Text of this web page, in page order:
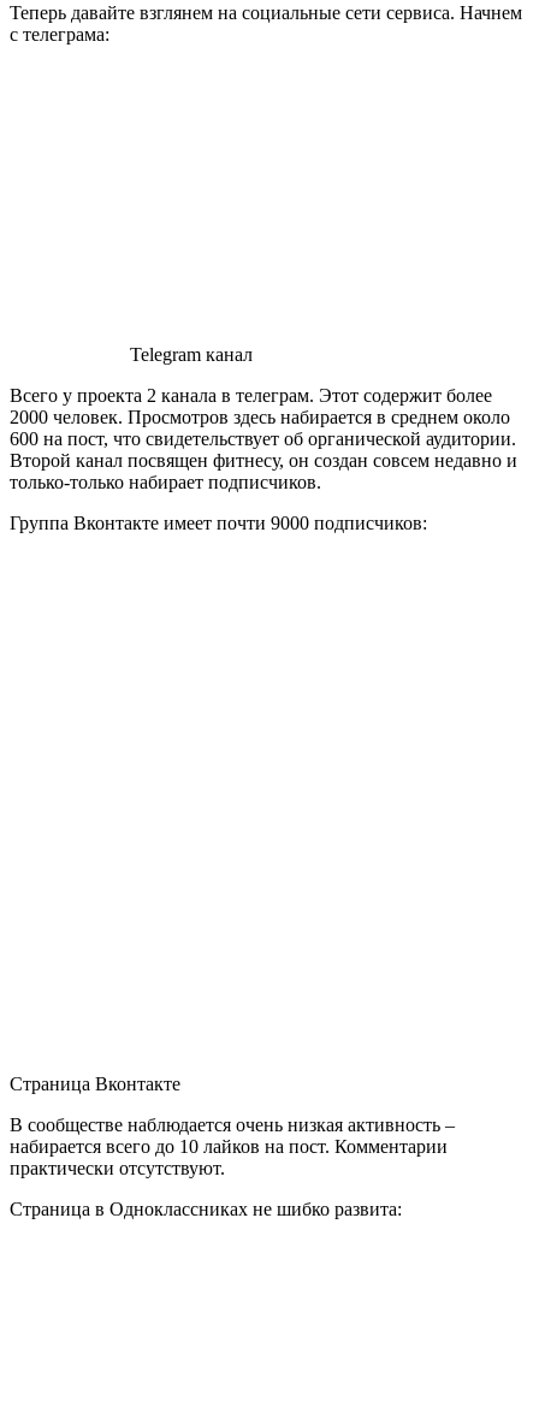
Теперь давайте взглянем на социальные сети сервиса. Начнем
с телеграма:
Telegram канал
Всего у проекта 2 канала в телеграм. Этот содержит более
2000 человек. Просмотров здесь набирается в среднем около
600 на пост, что свидетельствует об органической аудитории.
Второй канал посвящен фитнесу, он создан совсем недавно и
только-только набирает подписчиков.
Группа Вконтакте имеет почти 9000 подписчиков:
Страница Вконтакте
В сообществе наблюдается очень низкая активность –
набирается всего до 10 лайков на пост. Комментарии
практически отсутствуют.
Страница в Одноклассниках не шибко развита: